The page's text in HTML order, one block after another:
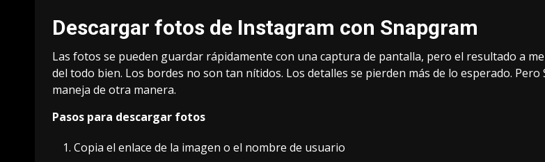
Descargar fotos de Instagram con Snapgram
Las fotos se pueden guardar rápidamente con una captura de pantalla, pero el resultado a
del todo bien. Los bordes no son tan nítidos. Los detalles se pierden más de lo esperado. Pero
maneja de otra manera.
Pasos para descargar fotos
Copia el enlace de la imagen o el nombre de usuario